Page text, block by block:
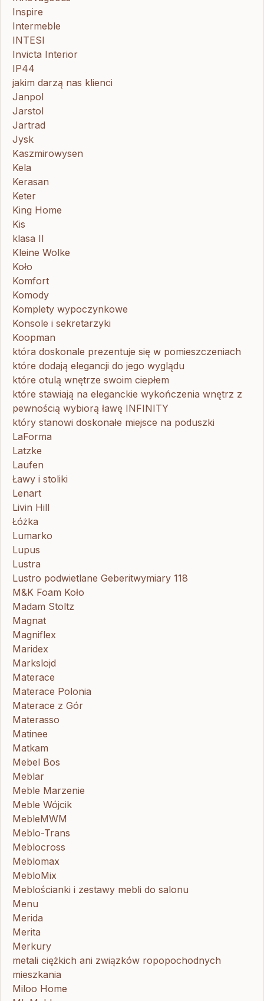
Inspire
Intermeble
INTESI
Invicta Interior
IP44
jakim darzą nas klienci
Janpol
Jarstol
Jartrad
Jysk
Kaszmirowysen
Kela
Kerasan
Keter
King Home
Kis
klasa II
Kleine Wolke
Koło
Komfort
Komody
Komplety wypoczynkowe
Konsole i sekretarzyki
Koopman
która doskonale prezentuje się w pomieszczeniach
które dodają elegancji do jego wyglądu
które otulą wnętrze swoim ciepłem
które stawiają na eleganckie wykończenia wnętrz z
pewnością wybiorą ławę INFINITY
który stanowi doskonałe miejsce na poduszki
LaForma
Latzke
Laufen
Ławy i stoliki
Lenart
Livin Hill
Łóżka
Lumarko
Lupus
Lustra
Lustro podwietlane Geberitwymiary 118
M&K Foam Koło
Madam Stoltz
Magnat
Magniflex
Maridex
Markslojd
Materace
Materace Polonia
Materace z Gór
Materasso
Matinee
Matkam
Mebel Bos
Meblar
Meble Marzenie
Meble Wójcik
MebleMWM
Meblo-Trans
Meblocross
Meblomax
MebloMix
Meblościanki i zestawy mebli do salonu
Menu
Merida
Merita
Merkury
metali ciężkich ani związków ropopochodnych
mieszkania
Miloo Home